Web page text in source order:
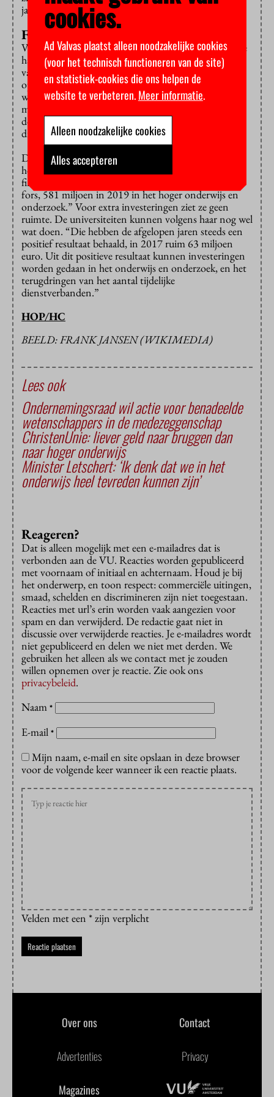
jaarlijks geldstromen zijn.
Financiële prikkels
Verder wijst de minister op de commissie-Van Rijn die
haar onder meer zal adviseren over het verminderen
van financiële prikkels die de studentenaantallen
opjagen. Ook werkt ze momenteel aan een
wetsvoorstel om onderwijs in een andere taal alleen
mogelijk te maken als dit meerwaarde heeft en de
docenten worden ondersteund in de beheersing van
die taal.
De eis van de vakbonden dat er 1,15 miljard naar het
hoger onderwijs moet vanwege achterstallige
financiering verwerpt ze: “Dit kabinet investeert al
fors, 581 miljoen in 2019 in het hoger onderwijs en
onderzoek.” Voor extra investeringen ziet ze geen
ruimte. De universiteiten kunnen volgens haar nog wel
wat doen. “Die hebben de afgelopen jaren steeds een
positief resultaat behaald, in 2017 ruim 63 miljoen
euro. Uit dit positieve resultaat kunnen investeringen
worden gedaan in het onderwijs en onderzoek, en het
terugdringen van het aantal tijdelijke
dienstverbanden.”
HOP/HC
BEELD: FRANK JANSEN (WIKIMEDIA)
Lees ook
Ondernemingsraad wil actie voor benadeelde
wetenschappers in de medezeggenschap
ChristenUnie: liever geld naar bruggen dan
naar hoger onderwijs
Minister Letschert: ‘Ik denk dat we in het
onderwijs heel tevreden kunnen zijn’
Reageren?
Dat is alleen mogelijk met een e-mailadres dat is
verbonden aan de VU. Reacties worden gepubliceerd
met voornaam of initiaal en achternaam. Houd je bij
het onderwerp, en toon respect: commerciële uitingen,
smaad, schelden en discrimineren zijn niet toegestaan.
Reacties met url’s erin worden vaak aangezien voor
spam en dan verwijderd. De redactie gaat niet in
discussie over verwijderde reacties. Je e-mailadres wordt
niet gepubliceerd en delen we niet met derden. We
gebruiken het alleen als we contact met je zouden
willen opnemen over je reactie. Zie ook ons
privacybeleid.
Naam *
E-mail *
Mijn naam, e-mail en site opslaan in deze browser
voor de volgende keer wanneer ik een reactie plaats.
Velden met een * zijn verplicht
Over ons Contact
Advertenties Privacy
Magazines
cookies.
Ad Valvas plaatst alleen noodzakelijke cookies
(voor het technisch functioneren van de site)
en statistiek-cookies die ons helpen de
website te verbeteren.Meer informatie.
Alleen noodzakelijke cookies
Alles accepteren